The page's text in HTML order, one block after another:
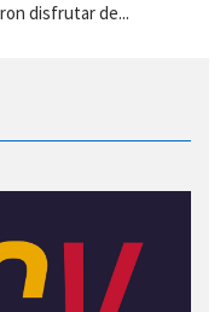
disfrutar de...